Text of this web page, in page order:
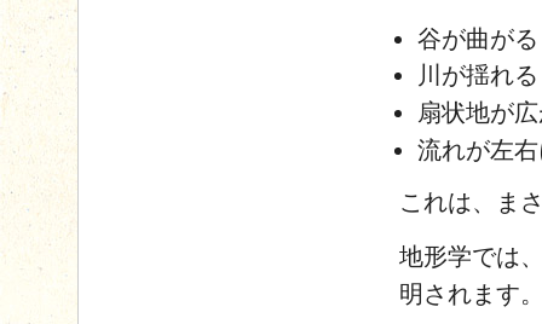
谷が曲がる
川が揺れる
扇状地が
流れが左
これは、ま
地形学では
明されます